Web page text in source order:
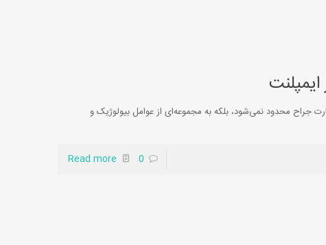
جراح محدود نمی‌شود، بلکه به مجموعه‌ای از عوامل بیولوژیک و
0
Read more